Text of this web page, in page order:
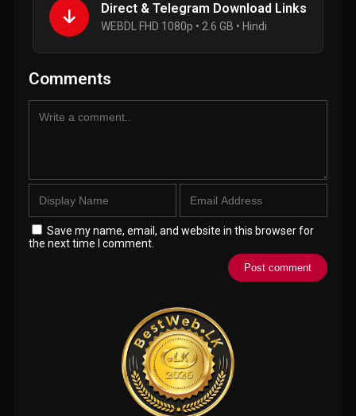
Direct & Telegram Download Links
WEBDL FHD 1080p • 2.6 GB • Hindi
Comments
Save my name, email, and website in this browser for
the next time I comment.